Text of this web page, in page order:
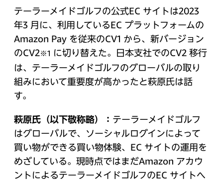
テーラーメイドゴルフの公式EC サイトは2023
年3 月に、利用しているEC プラットフォームの
Amazon Pay を従来のCV1 から、新バージョン
のCV2 ※1 に切り替えた。日本支社でのCV2 移行
は、テーラーメイドゴルフのグローバルの取り
組みにおいて重要度が高かったと萩原氏は話
す。
萩原氏（以下敬称略）： テーラーメイドゴルフ
はグローバルで、ソーシャルログインによって
買い物ができる買い物体験、EC サイトの運用を
めざしている。現時点ではまだAmazon アカウ
ントによるテーラーメイドゴルフのEC サイトへ